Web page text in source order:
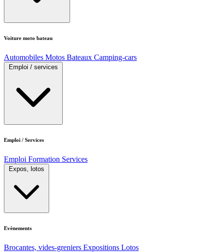
Voiture moto bateau
Automobiles Motos Bateaux Camping-cars
Emploi / services
Emploi / Services
Emploi Formation Services
Expos, lotos
Evènements
Brocantes, vides-greniers Expositions Lotos